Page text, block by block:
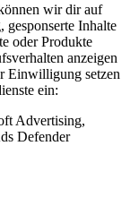
wir dir auf
gesponserte Inhalte
oder Produkte
anzeigen
Einwilligung setzen
ein:
Advertising,
Defender